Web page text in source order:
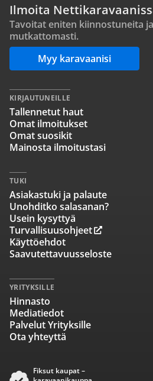
Ilmoita
Tavoitat eniten kiinnostuneita
mutkattomasti.
Myy karavaanisi
KIRJAUTUNEILLE
Tallennetut haut
Omat ilmoitukset
Omat suosikit
Mainosta ilmoitustasi
TUKI
Asiakastuki ja palaute
Unohditko salasanan?
Usein kysyttyä
Turvallisuusohjeet
Käyttöehdot
Saavutettavuusseloste
YRITYKSILLE
Hinnasto
Mediatiedot
Palvelut Yrityksille
Ota yhteyttä
Fiksut kaupat –